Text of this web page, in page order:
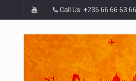
Call Us: +235 66 66 63 66